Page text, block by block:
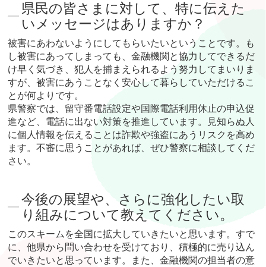
県民の皆さまに対して、特に伝えた
いメッセージはありますか？
被害にあわないようにしてもらいたいということです。も
し被害にあってしまっても、金融機関と協力してできるだ
け早く気づき、犯人を捕まえられるよう努力してまいりま
すが、被害にあうことなく安心して暮らしていただけるこ
とが何よりです。
県警察では、留守番電話設定や国際電話利用休止の申込促
進など、電話に出ない対策を推進しています。見知らぬ人
に個人情報を伝えることは詐欺や強盗にあうリスクを高め
ます。不審に思うことがあれば、ぜひ警察に相談してくだ
さい。
今後の展望や、さらに強化したい取
り組みについて教えてください。
このスキームを全国に拡大していきたいと思います。すで
に、他県から問い合わせを受けており、積極的に売り込ん
でいきたいと思っています。また、金融機関の担当者の意